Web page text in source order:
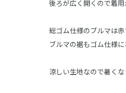
後ろが広く開くので着用
総ゴム仕様のブルマは赤
ブルマの裾もゴム仕様
涼しい生地なので暑く